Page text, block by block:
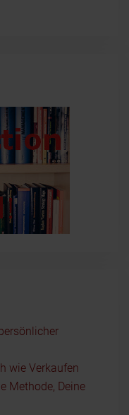
wie Verkaufen
Methode, Deine